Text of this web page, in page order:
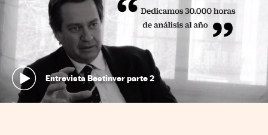
Entrevista Bestinver parte 2